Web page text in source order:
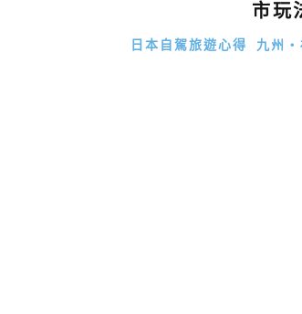
市玩
日本自駕旅遊心得 九州